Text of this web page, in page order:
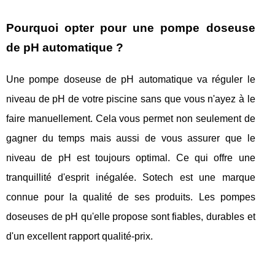
Pourquoi opter pour une pompe doseuse
de pH automatique ?
Une pompe doseuse de pH automatique va réguler le
niveau de pH de votre piscine sans que vous n'ayez à le
faire manuellement. Cela vous permet non seulement de
gagner du temps mais aussi de vous assurer que le
niveau de pH est toujours optimal. Ce qui offre une
tranquillité d'esprit inégalée. Sotech est une marque
connue pour la qualité de ses produits. Les pompes
doseuses de pH qu'elle propose sont fiables, durables et
d'un excellent rapport qualité-prix.